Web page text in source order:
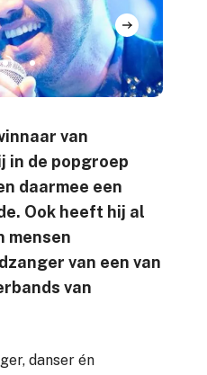
van
in de popgroep
daarmee een
Ook heeft hij al
mensen
van een van
van
danser én